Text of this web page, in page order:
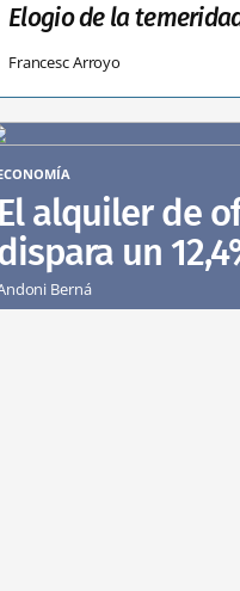
Elogio de la
Francesc Arroyo
El alquiler de
un
Berná